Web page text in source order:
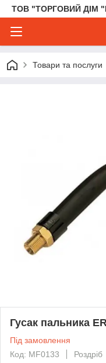
ТОВ "ТОРГОВИЙ ДІМ
Товари та послуги
Гусак пальника
Під замовлення
Код: MF0133
Роздріб